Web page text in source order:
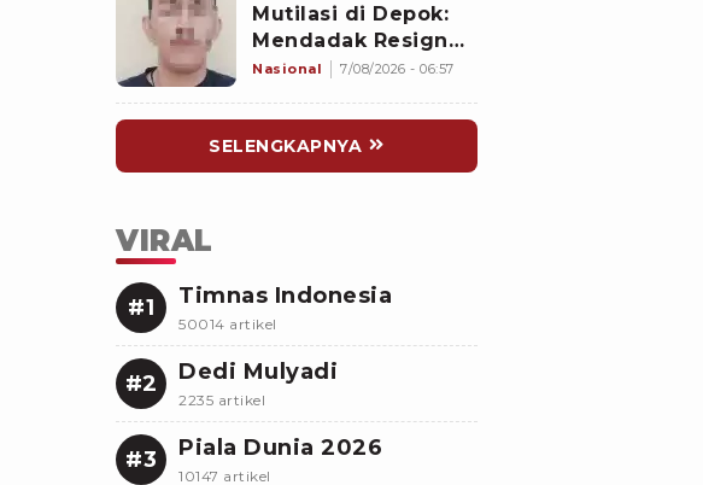
Mutilasi di Depok:
Mendadak Resign
Kerja Goreng Piscok
di Mal
Nasional 7/08/2026 - 06:57
SELENGKAPNYA
VIRAL
#1 Timnas Indonesia
50014 artikel
#2 Dedi Mulyadi
2235 artikel
#3 Piala Dunia 2026
10147 artikel